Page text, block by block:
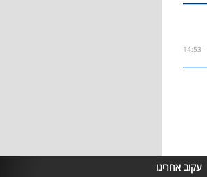
עקוב אחרינו